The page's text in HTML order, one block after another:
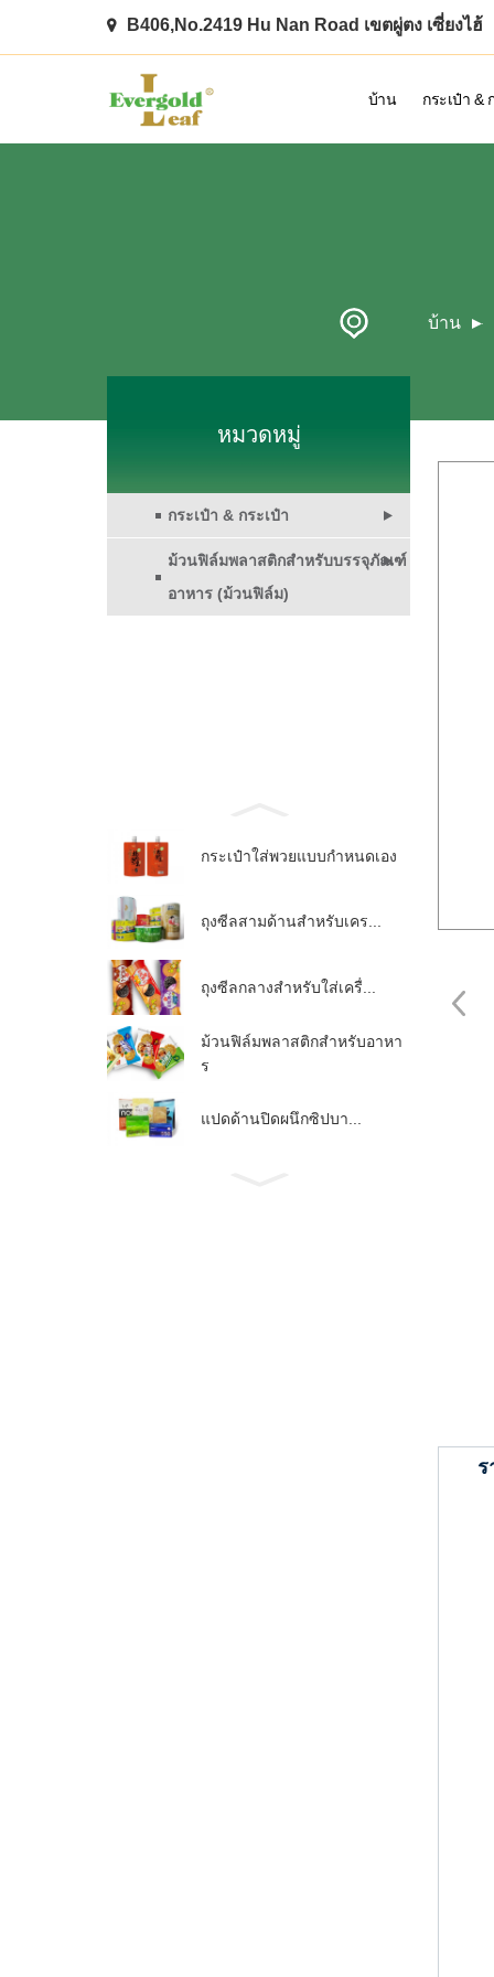
B406,No.2419 Hu Nan Road เขตผู่ตง เซี่ยงไฮ้
บ้าน กระเป๋า &
บ้าน
หมวดหมู่
กระเป๋า & กระเป๋า
ม้วนฟิล์มพลาสติกสำหรับบรรจุภัณฑ์
อาหาร (ม้วนฟิล์ม)
กระเป๋าใส่พวยแบบกำหนดเอง
ถุงซีลสามด้านสำหรับเคร...
ถุงซีลกลางสำหรับใส่เครื่...
ม้วนฟิล์มพลาสติกสำหรับอาหา
ร
แปดด้านปิดผนึกซิปบา...